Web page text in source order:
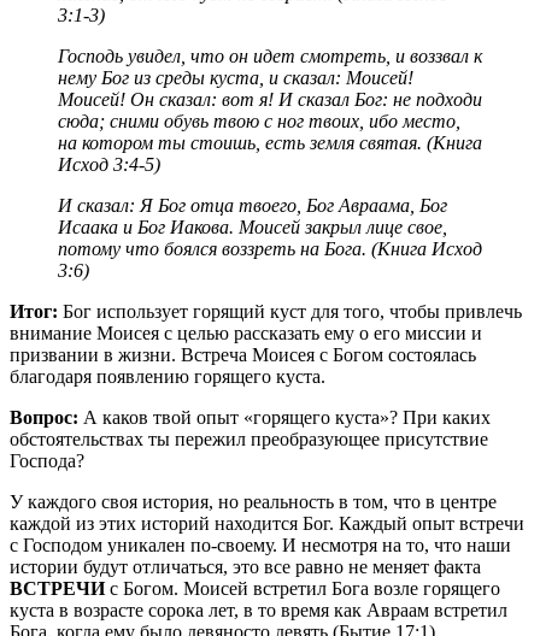
3:1-3)
Господь увидел, что он идет смотреть, и воззвал к
нему Бог из среды куста, и сказал: Моисей!
Моисей! Он сказал: вот я! И сказал Бог: не подходи
сюда; сними обувь твою с ног твоих, ибо место,
на котором ты стоишь, есть земля святая. (Книга
Исход 3:4-5)
И сказал: Я Бог отца твоего, Бог Авраама, Бог
Исаака и Бог Иакова. Моисей закрыл лице свое,
потому что боялся воззреть на Бога. (Книга Исход
3:6)
Итог: Бог использует горящий куст для того, чтобы привлечь
внимание Моисея с целью рассказать ему о его миссии и
призвании в жизни. Встреча Моисея с Богом состоялась
благодаря появлению горящего куста.
Вопрос: А каков твой опыт «горящего куста»? При каких
обстоятельствах ты пережил преобразующее присутствие
Господа?
У каждого своя история, но реальность в том, что в центре
каждой из этих историй находится Бог. Каждый опыт встречи
с Господом уникален по-своему. И несмотря на то, что наши
истории будут отличаться, это все равно не меняет факта
ВСТРЕЧИс Богом. Моисей встретил Бога возле горящего
куста в возрасте сорока лет, в то время как Авраам встретил
Бога, когда ему было девяносто девять (Бытие 17:1).